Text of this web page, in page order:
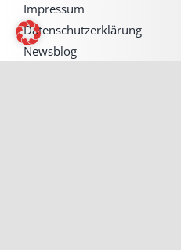
Impressum
Datenschutzerklärung
Newsblog